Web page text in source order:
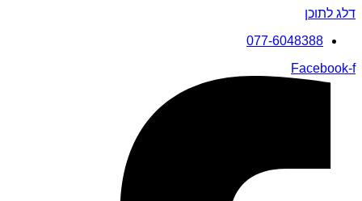
דלג לתוכן
077-6048388
Facebook-f